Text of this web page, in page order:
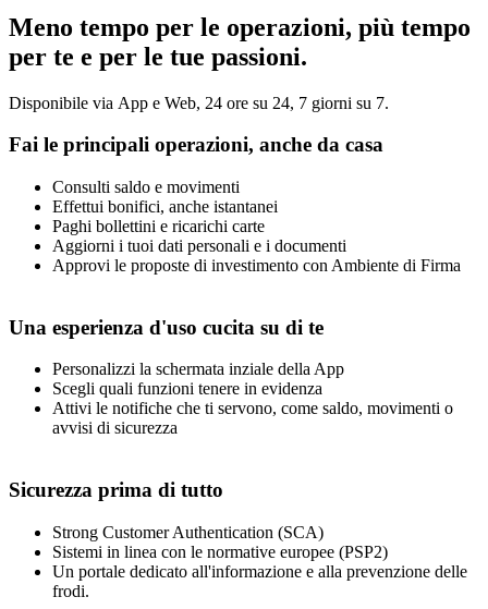
Meno tempo per le operazioni, più tempo
per te e per le tue passioni.
Disponibile via App e Web, 24 ore su 24, 7 giorni su 7.
Fai le principali operazioni, anche da casa
Consulti saldo e movimenti
Effettui bonifici, anche istantanei
Paghi bollettini e ricarichi carte
Aggiorni i tuoi dati personali e i documenti
Approvi le proposte di investimento con Ambiente di Firma
Una esperienza d'uso cucita su di te
Personalizzi la schermata inziale della App
Scegli quali funzioni tenere in evidenza
Attivi le notifiche che ti servono, come saldo, movimenti o
avvisi di sicurezza
Sicurezza prima di tutto
Strong Customer Authentication (SCA)
Sistemi in linea con le normative europee (PSP2)
Un portale dedicato all'informazione e alla prevenzione delle
frodi.